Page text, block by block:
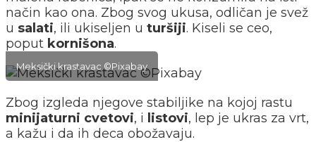
način kao ona. Zbog svog ukusa, odličan je svež
u salati, ili ukiseljen u turšiji. Kiseli se ceo,
poput kornišona.
Meksički krastavac ©Pixabay
Zbog izgleda njegove stabiljike na kojoj rastu
minijaturni cvetovi, i listovi, lep je ukras za vrt,
a kažu i da ih deca obožavaju.